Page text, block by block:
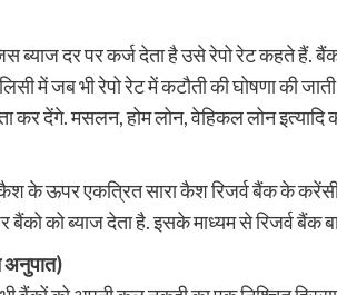
ब्याज दर पर कर्ज देता है उसे रेपो रेट कहते हैं.
में जब भी रेपो रेट में कटौती की घोषणा की
देंगे. मसलन, होम लोन, वेहिकल लोन इत्यादि
के ऊपर एकत्रित सारा कैश रिजर्व बैंक के करेंसी
बैंको को ब्याज देता है. इसके माध्यम से रिजर्व बैंक
अनुपात)